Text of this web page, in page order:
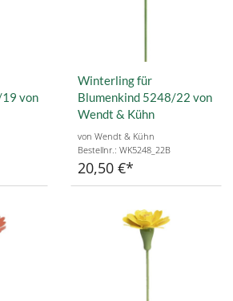
von
Winterling für
Blumenkind 5248/22 von
Wendt & Kühn
von Wendt & Kühn
Bestellnr.: WK5248_22B
20,50 €